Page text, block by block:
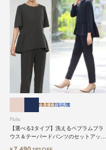
Flolia
【選べる2タイプ】洗えるペプラムブラ
ウス＆テーパードパンツのセットアップ
会員価格自宅洗い